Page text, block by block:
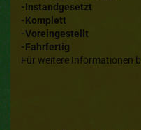
-Instandgesetzt
-Komplett
-Voreingestellt
-Fahrfertig
Für weitere Informationen